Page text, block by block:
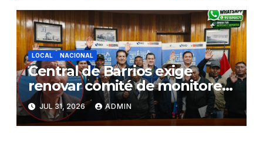
LOCAL NACIONAL
Central de Barrios exige
renovar comité de monitoreo
del PIAA por presuntos
conflictos de interés y
retrasos
JUL 31, 2026 ADMIN